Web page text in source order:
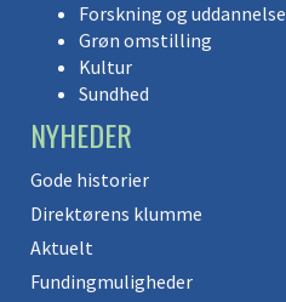
Forskning og uddannelse
Grøn omstilling
Kultur
Sundhed
NYHEDER
Gode historier
Direktørens klumme
Aktuelt
Fundingmuligheder